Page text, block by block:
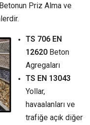
Priz Alma ve
TS 706 EN
12620 Beton
Agregaları
TS EN 13043
Yollar,
havaalanları ve
trafiğe açık diğer